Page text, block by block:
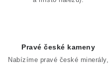
Pravé české kameny
Nabízíme pravé české minerály,